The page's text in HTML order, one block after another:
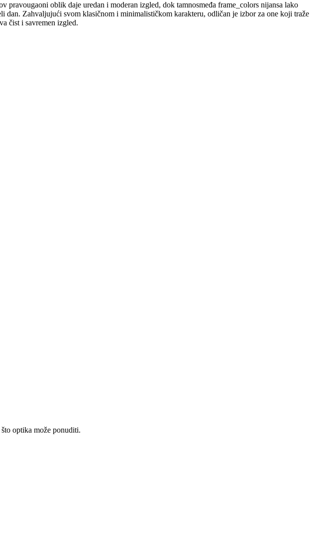
oblik daje uredan i moderan izgled, dok tamnosmeđa frame_colors nijansa lako
Zahvaljujući svom klasičnom i minimalističkom karakteru, odličan je izbor za one koji traže
čist i savremen izgled.
optika može ponuditi.